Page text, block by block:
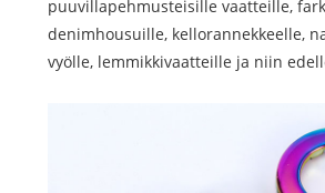
puuvillapehmusteisille vaatteille,
denimhousuille, kellorannekkeelle,
vyölle, lemmikkivaatteille ja niin